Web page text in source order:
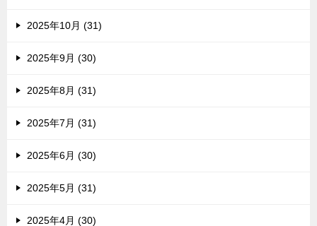
2025年10月 (31)
2025年9月 (30)
2025年8月 (31)
2025年7月 (31)
2025年6月 (30)
2025年5月 (31)
2025年4月 (30)